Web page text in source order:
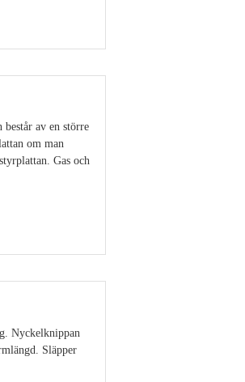
av en större
om man
Gas och
Nyckelknippan
Släpper